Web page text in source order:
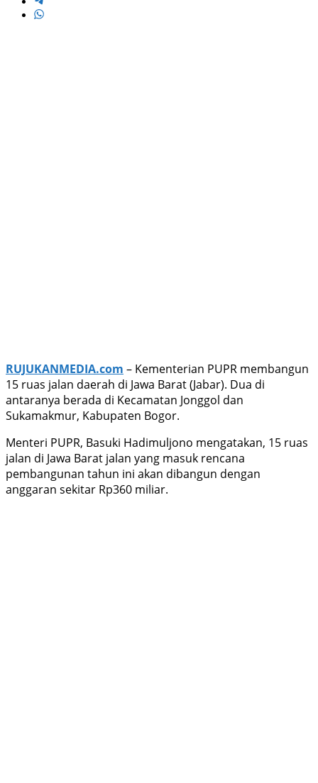
RUJUKANMEDIA.com – Kementerian PUPR membangun
15 ruas jalan daerah di Jawa Barat (Jabar). Dua di
antaranya berada di Kecamatan Jonggol dan
Sukamakmur, Kabupaten Bogor.
Menteri PUPR, Basuki Hadimuljono mengatakan, 15 ruas
jalan di Jawa Barat jalan yang masuk rencana
pembangunan tahun ini akan dibangun dengan
anggaran sekitar Rp360 miliar.